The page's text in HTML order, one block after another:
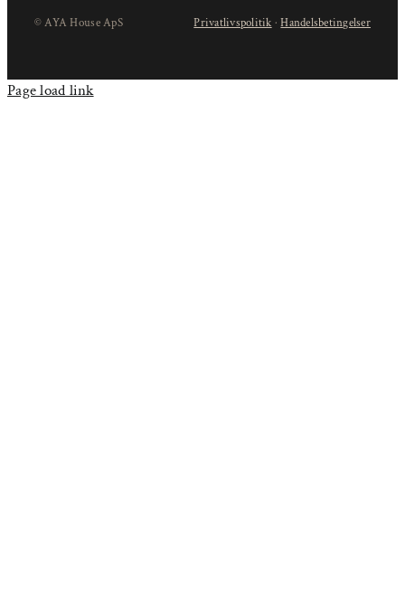
© AYA House ApS Privatlivspolitik ·Handelsbetingelser
Page load link